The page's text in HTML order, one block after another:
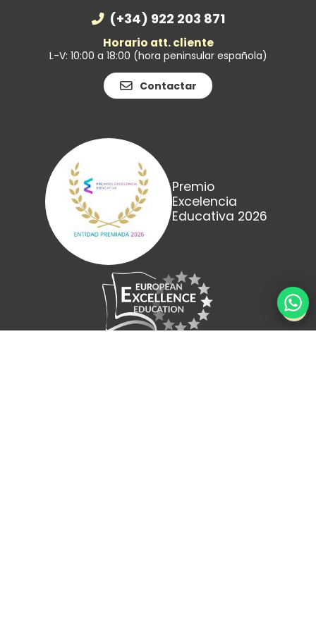
(+34) 922 203 871
Horario att. cliente
L-V: 10:00 a 18:00 (hora peninsular española)
Contactar
Premio
Excelencia
Educativa 2026